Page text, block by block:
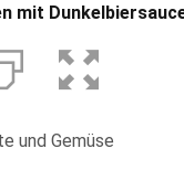
mit
und Gemüse